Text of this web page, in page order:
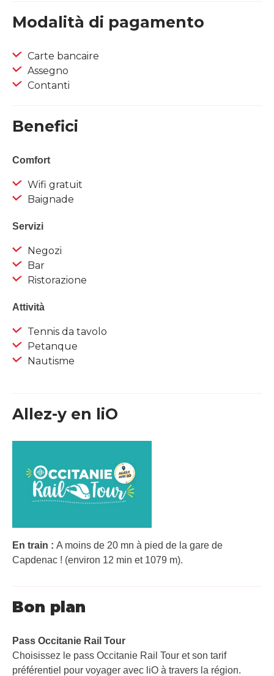
Modalità di pagamento
Carte bancaire
Assegno
Contanti
Benefici
Comfort
Wifi gratuit
Baignade
Servizi
Negozi
Bar
Ristorazione
Attività
Tennis da tavolo
Petanque
Nautisme
Allez-y en liO
En train : A moins de 20 mn à pied de la gare de
Capdenac ! (environ 12 min et 1079 m).
Bon plan
Pass Occitanie Rail Tour​
Choisissez le pass Occitanie Rail Tour et son tarif
préférentiel pour voyager avec liO à travers la région.